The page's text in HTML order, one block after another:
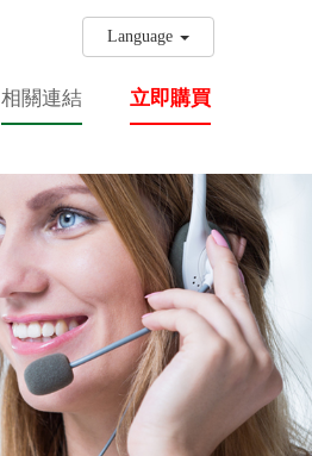
Language
相關連結 立即購買